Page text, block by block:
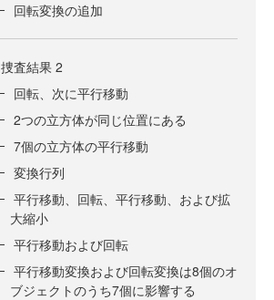
回転変換の追加
捜査結果 2
回転、次に平行移動
2つの立方体が同じ位置にある
7個の立方体の平行移動
変換行列
平行移動、回転、平行移動、および拡
大縮小
平行移動および回転
平行移動変換および回転変換は8個のオ
ブジェクトのうち7個に影響する